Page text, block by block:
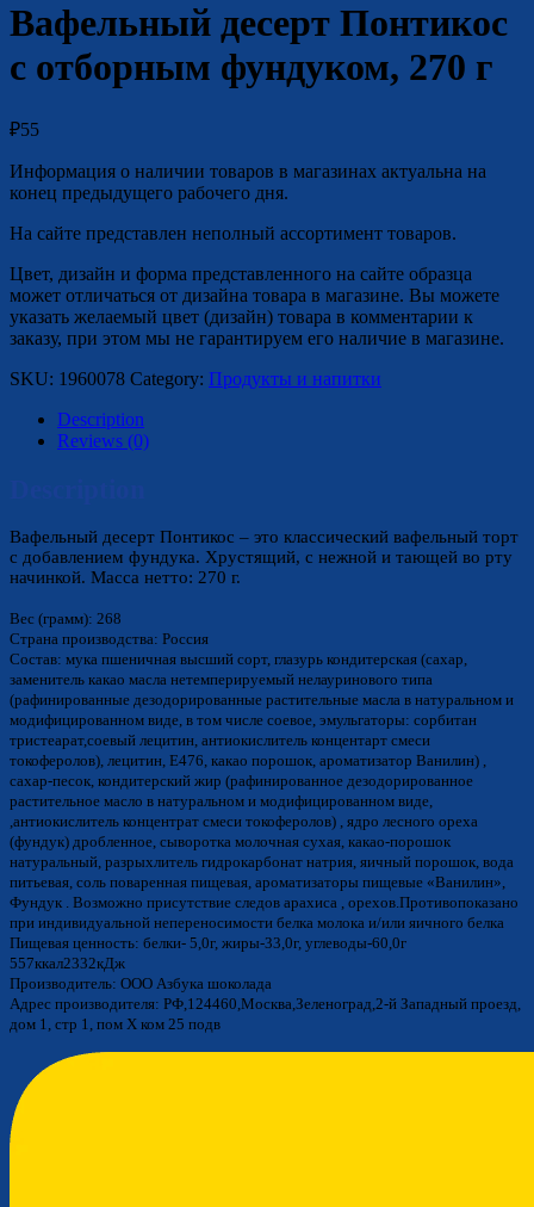
Вафельный десерт Понтикос
с отборным фундуком, 270 г
₽55
Информация о наличии товаров в магазинах актуальна на
конец предыдущего рабочего дня.
На сайте представлен неполный ассортимент товаров.
Цвет, дизайн и форма представленного на сайте образца
может отличаться от дизайна товара в магазине. Вы можете
указать желаемый цвет (дизайн) товара в комментарии к
заказу, при этом мы не гарантируем его наличие в магазине.
SKU: 1960078 Category: Продукты и напитки
Description
Reviews (0)
Вафельный десерт Понтикос – это классический вафельный торт
с добавлением фундука. Хрустящий, с нежной и тающей во рту
начинкой. Масса нетто: 270 г.
Вес (грамм): 268
Страна производства: Россия
Состав: мука пшеничная высший сорт, глазурь кондитерская (сахар,
заменитель какао масла нетемперируемый нелауринового типа
(рафинированные дезодорированные растительные масла в натуральном и
модифицированном виде, в том числе соевое, эмульгаторы: сорбитан
тристеарат,соевый лецитин, антиокислитель концентарт смеси
токоферолов), лецитин, Е476, какао порошок, ароматизатор Ванилин) ,
сахар-песок, кондитерский жир (рафинированное дезодорированное
растительное масло в натуральном и модифицированном виде,
,антиокислитель концентрат смеси токоферолов) , ядро лесного ореха
(фундук) дробленное, сыворотка молочная сухая, какао-порошок
натуральный, разрыхлитель гидрокарбонат натрия, яичный порошок, вода
питьевая, соль поваренная пищевая, ароматизаторы пищевые «Ванилин»,
Фундук . Возможно присутствие следов арахиса , орехов.Противопоказано
при индивидуальной непереносимости белка молока и/или яичного белка
Пищевая ценность: белки- 5,0г, жиры-33,0г, углеводы-60,0г
557ккал2332кДж
Производитель: ООО Азбука шоколада
Адрес производителя: РФ,124460,Москва,Зеленоград,2-й Западный проезд,
дом 1, стр 1, пом Х ком 25 подв